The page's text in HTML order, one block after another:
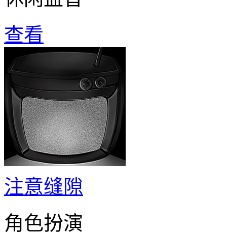
查看
注意缝隙
角色扮演